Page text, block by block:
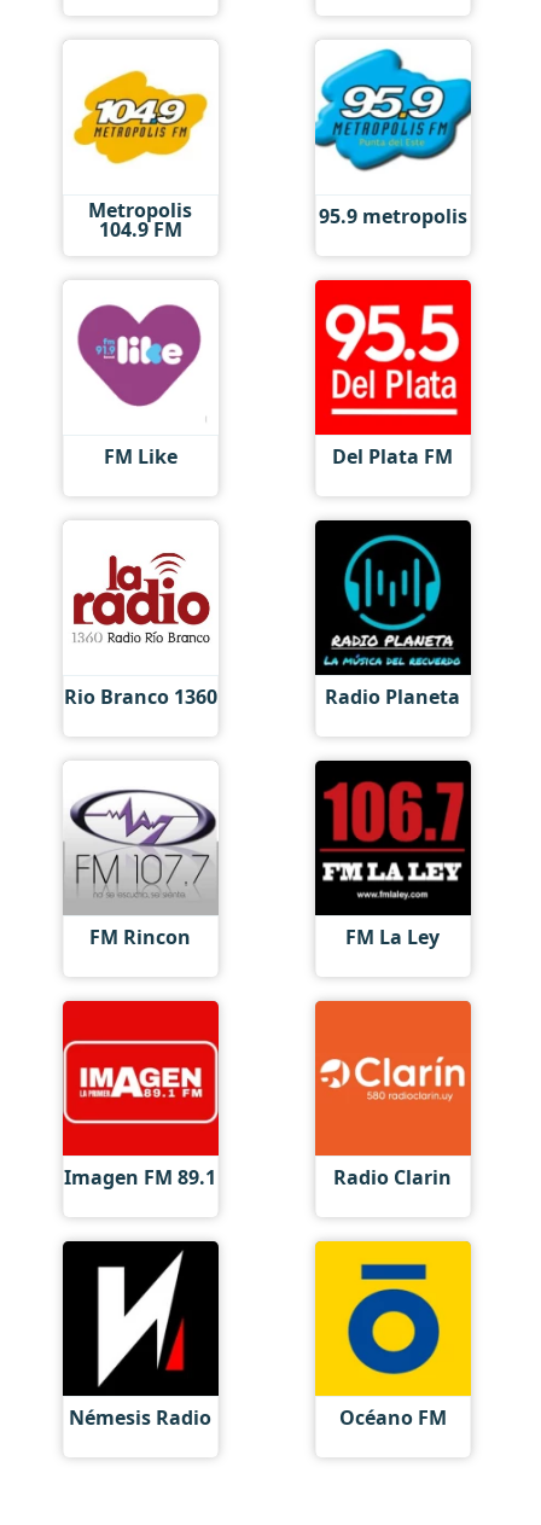
Metropolis
104.9 FM 95.9 metropolis
FM Like Del Plata FM
Rio Branco 1360 Radio Planeta
FM Rincon FM La Ley
Imagen FM 89.1 Radio Clarin
Némesis Radio Océano FM